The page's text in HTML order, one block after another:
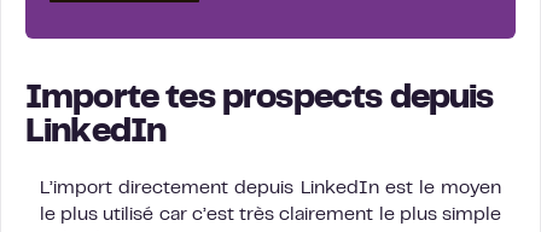
Importe tes prospects depuis
LinkedIn
L’import directement depuis LinkedIn est le moyen
le plus utilisé car c’est très clairement le plus simple